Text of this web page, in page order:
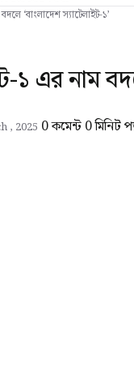
‘বাংলাদেশ স্যাটেলাইট-১’
১ এর নাম
, 2025 0 কমেন্ট 0 মিনিট